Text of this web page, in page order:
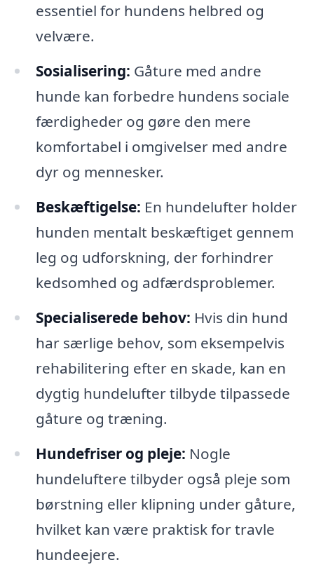
essentiel for hundens helbred og
velvære.
Sosialisering: Gåture med andre
hunde kan forbedre hundens sociale
færdigheder og gøre den mere
komfortabel i omgivelser med andre
dyr og mennesker.
Beskæftigelse: En hundelufter holder
hunden mentalt beskæftiget gennem
leg og udforskning, der forhindrer
kedsomhed og adfærdsproblemer.
Specialiserede behov: Hvis din hund
har særlige behov, som eksempelvis
rehabilitering efter en skade, kan en
dygtig hundelufter tilbyde tilpassede
gåture og træning.
Hundefriser og pleje: Nogle
hundeluftere tilbyder også pleje som
børstning eller klipning under gåture,
hvilket kan være praktisk for travle
hundeejere.